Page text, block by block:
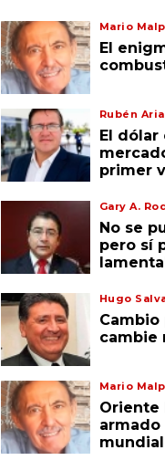
Mario
El
Rubén
El dólar
primer
Gary A.
No se
pero sí
Hugo
Cambio
cambie
Mario
Oriente
mundial